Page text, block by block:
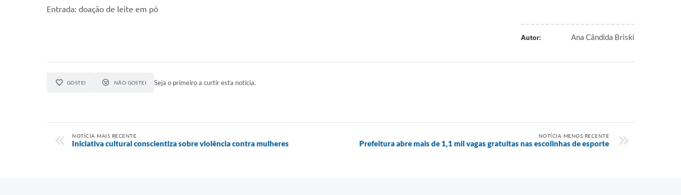
Entrada: doação de leite em pó
Autor: Ana Cândida Briski
GOSTEI NÃO GOSTEI Seja o primeiro a curtir esta notícia.
NOTÍCIA MAIS RECENTE
Iniciativa cultural conscientiza sobre violência contra mulheres
NOTÍCIA MENOS RECENTE
Prefeitura abre mais de 1,1 mil vagas gratuitas nas escolinhas de esporte